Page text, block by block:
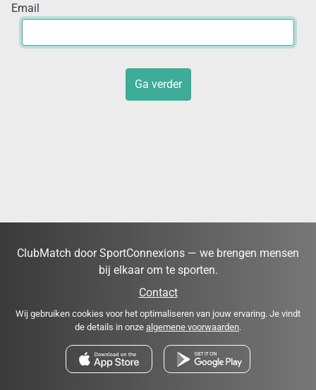
Email
Ga verder
ClubMatch door SportConnexions — we brengen mensen
bij elkaar om te sporten.
Contact
Wij gebruiken cookies voor het optimaliseren van jouw ervaring. Je vindt
de details in onze algemene voorwaarden.